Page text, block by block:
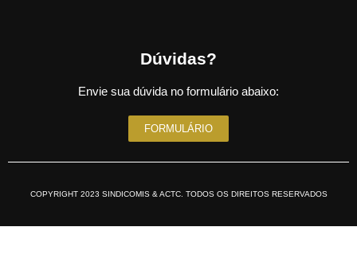
Dúvidas?
Envie sua dúvida no formulário abaixo:
FORMULÁRIO
COPYRIGHT 2023 SINDICOMIS & ACTC. TODOS OS DIREITOS RESERVADOS